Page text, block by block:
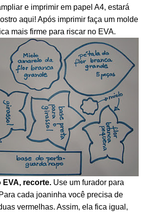
e imprimir em papel A4, estará
aqui! Após imprimir faça um molde
mais firme para riscar no EVA.
EVA, recorte. Use um furador para
cada joaninha você precisa de
vermelhas. Assim, ela fica igual,